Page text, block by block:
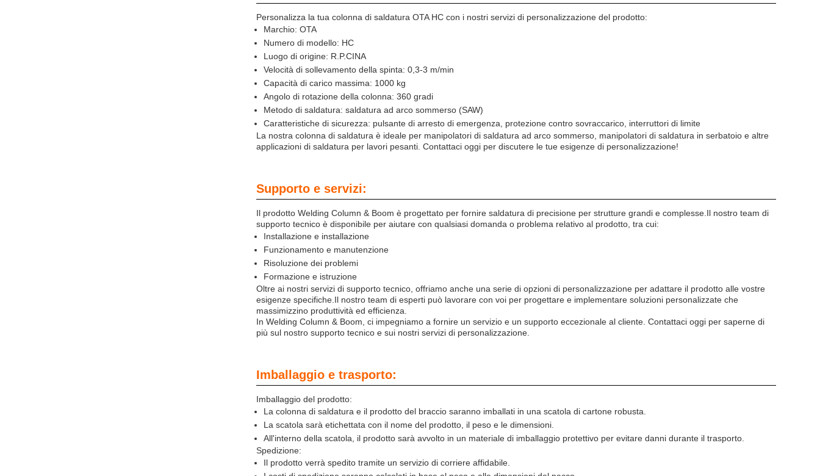
Personalizza la tua colonna di saldatura OTA HC con i nostri servizi di personalizzazione del prodotto:
Marchio: OTA
Numero di modello: HC
Luogo di origine: R.P.CINA
Velocità di sollevamento della spinta: 0,3-3 m/min
Capacità di carico massima: 1000 kg
Angolo di rotazione della colonna: 360 gradi
Metodo di saldatura: saldatura ad arco sommerso (SAW)
Caratteristiche di sicurezza: pulsante di arresto di emergenza, protezione contro sovraccarico, interruttori di limite
La nostra colonna di saldatura è ideale per manipolatori di saldatura ad arco sommerso, manipolatori di saldatura in serbatoio e altre
applicazioni di saldatura per lavori pesanti. Contattaci oggi per discutere le tue esigenze di personalizzazione!
Supporto e servizi:
Il prodotto Welding Column & Boom è progettato per fornire saldatura di precisione per strutture grandi e complesse.Il nostro team di
supporto tecnico è disponibile per aiutare con qualsiasi domanda o problema relativo al prodotto, tra cui:
Installazione e installazione
Funzionamento e manutenzione
Risoluzione dei problemi
Formazione e istruzione
Oltre ai nostri servizi di supporto tecnico, offriamo anche una serie di opzioni di personalizzazione per adattare il prodotto alle vostre
esigenze specifiche.Il nostro team di esperti può lavorare con voi per progettare e implementare soluzioni personalizzate che
massimizzino produttività ed efficienza.
In Welding Column & Boom, ci impegniamo a fornire un servizio e un supporto eccezionale al cliente. Contattaci oggi per saperne di
più sul nostro supporto tecnico e sui nostri servizi di personalizzazione.
Imballaggio e trasporto:
Imballaggio del prodotto:
La colonna di saldatura e il prodotto del braccio saranno imballati in una scatola di cartone robusta.
La scatola sarà etichettata con il nome del prodotto, il peso e le dimensioni.
All'interno della scatola, il prodotto sarà avvolto in un materiale di imballaggio protettivo per evitare danni durante il trasporto.
Spedizione:
Il prodotto verrà spedito tramite un servizio di corriere affidabile.